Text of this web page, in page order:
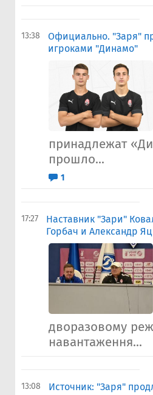
13:38
Официально. "Заря"
игроками "Динамо"
принадлежат
прошло...
1
17:27
Наставник "Зари"
Горбач и Александр
дворазовому
навантаження...
13:08 Источник: "Заря"